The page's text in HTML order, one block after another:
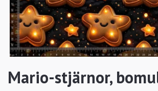
Mario-stjärnor,